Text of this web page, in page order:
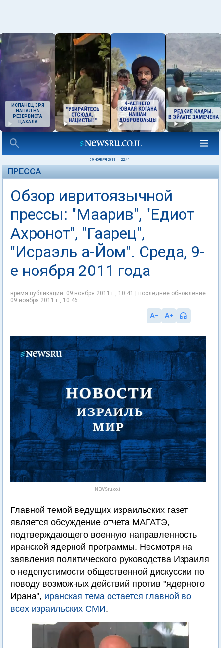
ИСПАНЕЦ ЗРЯ
НАПАЛ НА
РЕЗЕРВИСТА
ЦАХАЛА
09 НОЯБРЯ 2011 22:41
ПРЕССА
Обзор ивритоязычной
прессы: "Маарив", "Едиот
Ахронот", "Гаарец",
"Исраэль а-Йом". Среда, 9-
е ноября 2011 года
время публикации: 09 ноября 2011 г., 10:41 | последнее обновление:
09 ноября 2011 г., 10:46
NEWSru.co.il
Главной темой ведущих израильских газет
является обсуждение отчета МАГАТЭ,
подтверждающего военную направленность
иранской ядерной программы. Несмотря на
заявления политического руководства Израиля
о недопустимости общественной дискуссии по
поводу возможных действий против "ядерного
Ирана", иранская тема остается главной во
всех израильских СМИ.